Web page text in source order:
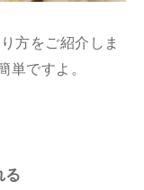
方をご紹介しま
単ですよ。
る